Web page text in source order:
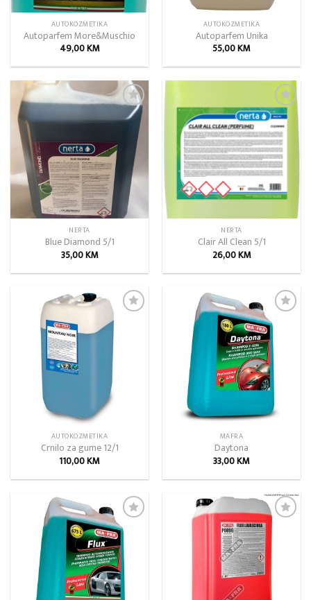
AUTOKOZMETIKA
Autoparfem More&Muschio
49,00KM
AUTOKOZMETIKA
Autoparfem Unika
55,00KM
Add to
wishlist
NERTA
Blue Diamond 5/1
35,00KM
Add to
wishlist
NERTA
Clair All Clean 5/1
26,00KM
AUTOKOZMETIKA
Crnilo za gume 12/1
110,00KM
Add to
wishlist
MAFRA
Daytona
33,00KM
Add to
wishlist
Add to
wishlist